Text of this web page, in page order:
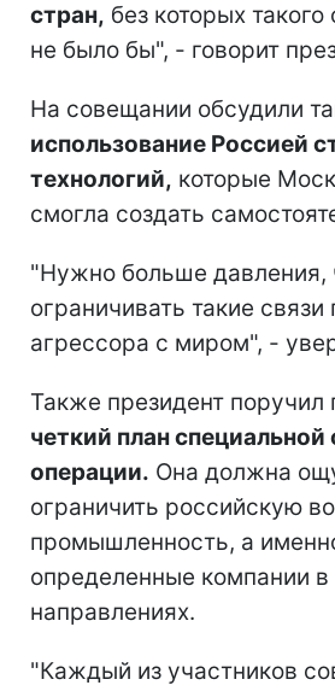
стран, без которых
не было бы", - говорит
На совещании обсудили
использование Россией
технологий, которые
смогла создать
"Нужно больше давления,
ограничивать такие связи
агрессора с миром", -
Также президент поручил
четкий план специальной
операции. Она должна
ограничить российскую
промышленность, а
определенные компании
направлениях.
"Каждый из участников